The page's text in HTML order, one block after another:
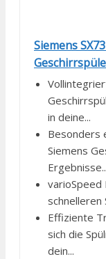
Siemens
in deine...
Besonders
Siemens
varioSpeed
schnelleren
Effiziente
sich die
dein...